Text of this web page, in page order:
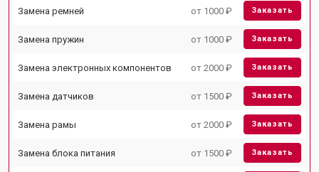
Замена ремней от 1000 ₽ Заказать
Замена пружин от 1000 ₽ Заказать
Замена электронных компонентов от 2000 ₽ Заказать
Замена датчиков от 1500 ₽ Заказать
Замена рамы от 2000 ₽ Заказать
Замена блока питания от 1500 ₽ Заказать